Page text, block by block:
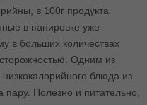
в 100г продукта
в панировке уже
в больших количествах
Одним из
низкокалорийного блюда из
пару. Полезно и питательно,